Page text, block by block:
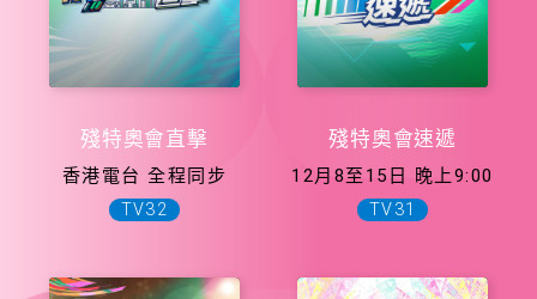
殘特奧會直擊
香港電台 全程同步
TV32
殘特奧會速遞
12月8至15日 晚上9:00
TV31